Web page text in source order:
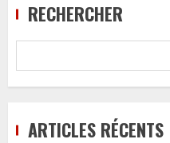
RECHERCHER
ARTICLES RÉCENTS